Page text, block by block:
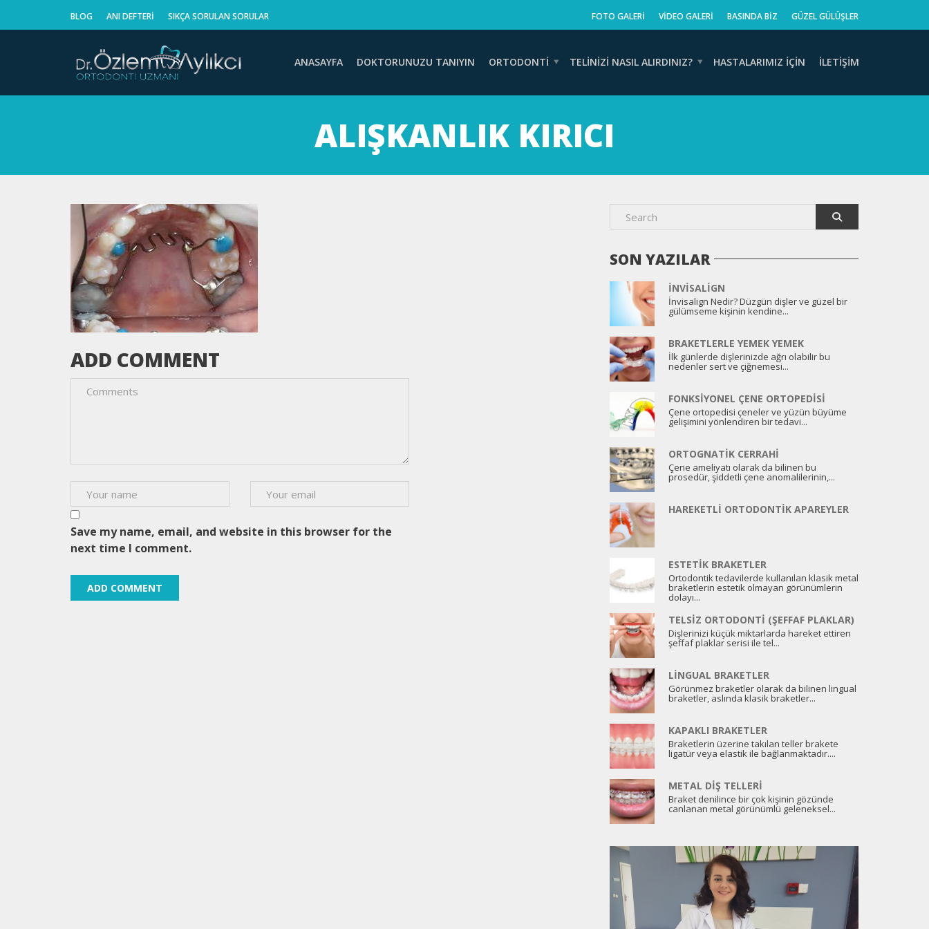
BLOG ANI DEFTERI SIKÇA SORULAN SORULAR FOTO GALERI VIDEO GALERI BASINDA BIZ GÜZEL GÜLÜŞLER
ANASAYFA DOKTORUNUZU TANIYIN ORTODONTI TELINIZI NASIL ALIRDINIZ? HASTALARIMIZ İÇIN İLETIŞIM
ALIŞKANLIK KIRICI
ADD COMMENT
Save my name, email, and website in this browser for the
next time I comment.
SON YAZILAR
İNVISALIGN
İnvisalign Nedir? Düzgün dişler ve güzel bir
gülümseme kişinin kendine...
BRAKETLERLE YEMEK YEMEK
İlk günlerde dişlerinizde ağrı olabilir bu
nedenler sert ve çiğnemesi...
FONKSIYONEL ÇENE ORTOPEDISI
Çene ortopedisi çeneler ve yüzün büyüme
gelişimini yönlendiren bir tedavi...
ORTOGNATIK CERRAHI
Çene ameliyatı olarak da bilinen bu
prosedür, şiddetli çene anomalilerinin,...
HAREKETLI ORTODONTIK APAREYLER
ESTETIK BRAKETLER
Ortodontik tedavilerde kullanılan klasik metal
braketlerin estetik olmayan görünümlerin
dolayı...
TELSIZ ORTODONTI (ŞEFFAF PLAKLAR)
Dişlerinizi küçük miktarlarda hareket ettiren
şeffaf plaklar serisi ile tel...
LINGUAL BRAKETLER
Görünmez braketler olarak da bilinen lingual
braketler, aslında klasik braketler...
KAPAKLI BRAKETLER
Braketlerin üzerine takılan teller brakete
ligatür veya elastik ile bağlanmaktadır....
METAL DIŞ TELLERI
Braket denilince bir çok kişinin gözünde
canlanan metal görünümlü geleneksel...